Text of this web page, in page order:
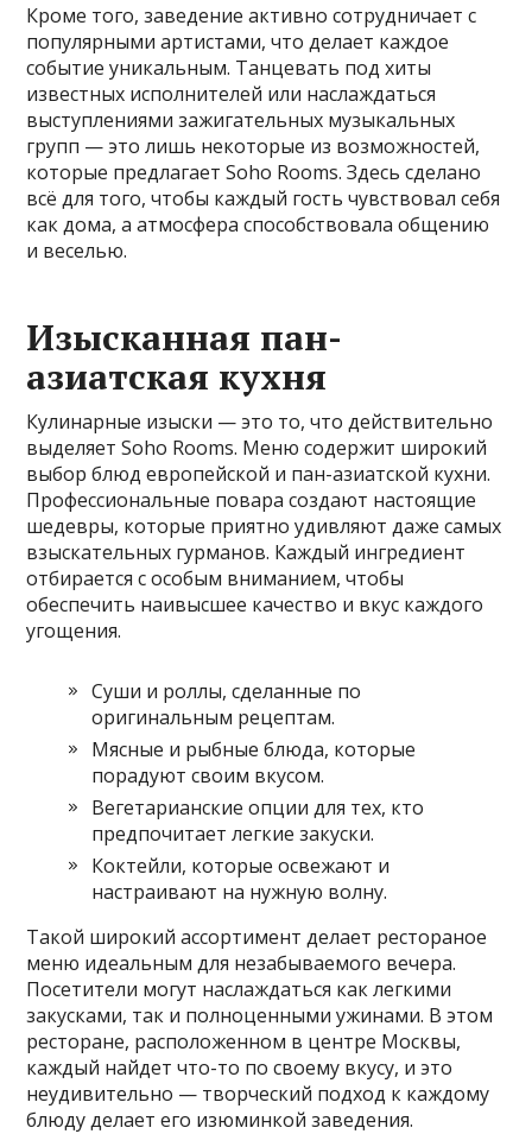
Кроме того, заведение активно сотрудничает с
популярными артистами, что делает каждое
событие уникальным. Танцевать под хиты
известных исполнителей или наслаждаться
выступлениями зажигательных музыкальных
групп — это лишь некоторые из возможностей,
которые предлагает Soho Rooms. Здесь сделано
всё для того, чтобы каждый гость чувствовал себя
как дома, а атмосфера способствовала общению
и веселью.
Изысканная пан-
азиатская кухня
Кулинарные изыски — это то, что действительно
выделяет Soho Rooms. Меню содержит широкий
выбор блюд европейской и пан-азиатской кухни.
Профессиональные повара создают настоящие
шедевры, которые приятно удивляют даже самых
взыскательных гурманов. Каждый ингредиент
отбирается с особым вниманием, чтобы
обеспечить наивысшее качество и вкус каждого
угощения.
Суши и роллы, сделанные по
оригинальным рецептам.
Мясные и рыбные блюда, которые
порадуют своим вкусом.
Вегетарианские опции для тех, кто
предпочитает легкие закуски.
Коктейли, которые освежают и
настраивают на нужную волну.
Такой широкий ассортимент делает рестораное
меню идеальным для незабываемого вечера.
Посетители могут наслаждаться как легкими
закусками, так и полноценными ужинами. В этом
ресторане, расположенном в центре Москвы,
каждый найдет что-то по своему вкусу, и это
неудивительно — творческий подход к каждому
блюду делает его изюминкой заведения.